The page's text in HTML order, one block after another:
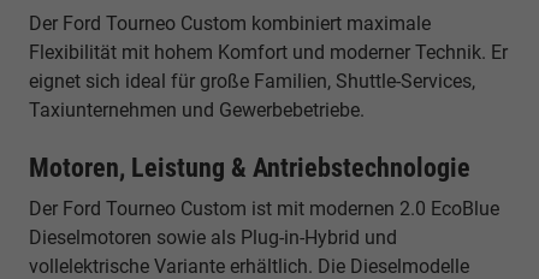
Der Ford Tourneo Custom kombiniert maximale
Flexibilität mit hohem Komfort und moderner Technik. Er
eignet sich ideal für große Familien, Shuttle-Services,
Taxiunternehmen und Gewerbebetriebe.
Motoren, Leistung & Antriebstechnologie
Der Ford Tourneo Custom ist mit modernen 2.0 EcoBlue
Dieselmotoren sowie als Plug-in-Hybrid und
vollelektrische Variante erhältlich. Die Dieselmodelle